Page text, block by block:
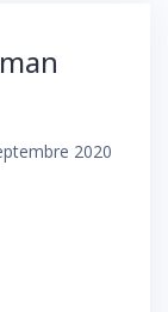
2020